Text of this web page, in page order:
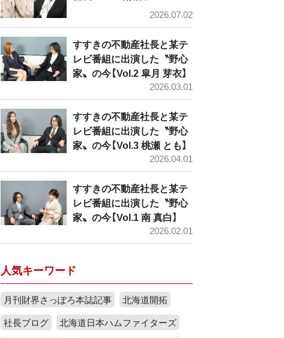
2026.07.02
すすきの不動産社長と某テ
レビ番組に出演した〝野心
家〟の今【Vol.2 皐月 芽衣】
2026.03.01
すすきの不動産社長と某テ
レビ番組に出演した〝野心
家〟の今【Vol.3 桃瀬 とも】
2026.04.01
すすきの不動産社長と某テ
レビ番組に出演した〝野心
家〟の今【Vol.1 南 真白】
2026.02.01
人気キーワード
月刊財界さっぽろ本誌記事
北海道開拓
社長ブログ
北海道日本ハムファイターズ